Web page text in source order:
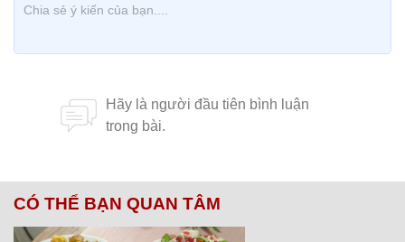
CÓ THỂ BẠN QUAN TÂM